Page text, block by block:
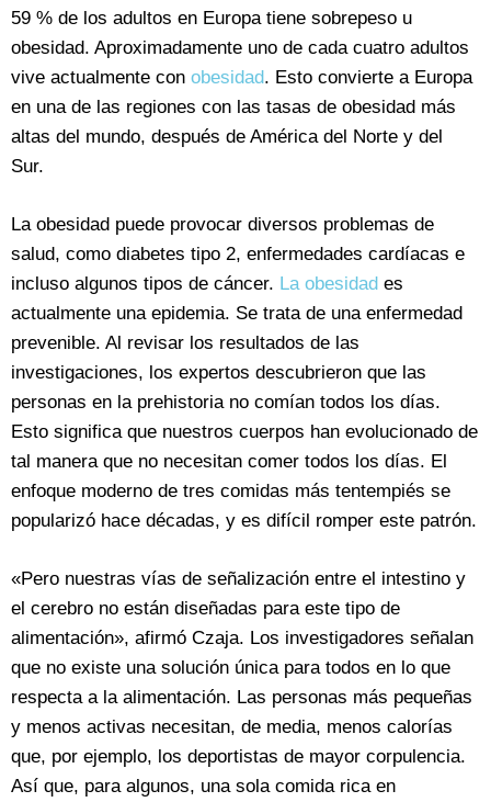
59 % de los adultos en Europa tiene sobrepeso u
obesidad. Aproximadamente uno de cada cuatro adultos
vive actualmente con obesidad. Esto convierte a Europa
en una de las regiones con las tasas de obesidad más
altas del mundo, después de América del Norte y del
Sur.
La obesidad puede provocar diversos problemas de
salud, como diabetes tipo 2, enfermedades cardíacas e
incluso algunos tipos de cáncer. La obesidad es
actualmente una epidemia. Se trata de una enfermedad
prevenible. Al revisar los resultados de las
investigaciones, los expertos descubrieron que las
personas en la prehistoria no comían todos los días.
Esto significa que nuestros cuerpos han evolucionado de
tal manera que no necesitan comer todos los días. El
enfoque moderno de tres comidas más tentempiés se
popularizó hace décadas, y es difícil romper este patrón.
«Pero nuestras vías de señalización entre el intestino y
el cerebro no están diseñadas para este tipo de
alimentación», afirmó Czaja. Los investigadores señalan
que no existe una solución única para todos en lo que
respecta a la alimentación. Las personas más pequeñas
y menos activas necesitan, de media, menos calorías
que, por ejemplo, los deportistas de mayor corpulencia.
Así que, para algunos, una sola comida rica en